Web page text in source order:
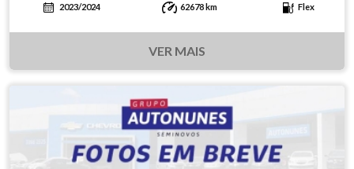
2023/2024 62678 km Flex
VER MAIS